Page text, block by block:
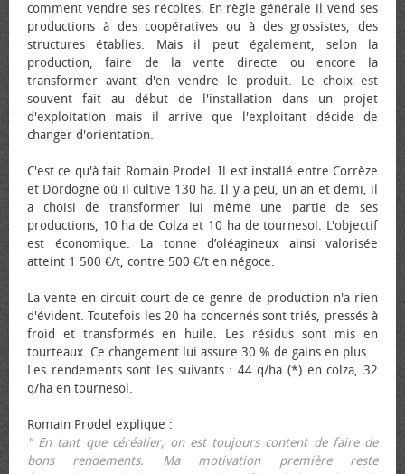
comment vendre ses récoltes. En règle générale il vend ses
productions à des coopératives ou à des grossistes, des
structures établies. Mais il peut également, selon la
production, faire de la vente directe ou encore la
transformer avant d'en vendre le produit. Le choix est
souvent fait au début de l'installation dans un projet
d'exploitation mais il arrive que l'exploitant décide de
changer d'orientation.
C'est ce qu'à fait Romain Prodel. Il est installé entre Corrèze
et Dordogne où il cultive 130 ha. Il y a peu, un an et demi, il
a choisi de transformer lui même une partie de ses
productions, 10 ha de Colza et 10 ha de tournesol. L'objectif
est économique. La tonne d’oléagineux ainsi valorisée
atteint 1 500 €/t, contre 500 €/t en négoce.
La vente en circuit court de ce genre de production n'a rien
d'évident. Toutefois les 20 ha concernés sont triés, pressés à
froid et transformés en huile. Les résidus sont mis en
tourteaux. Ce changement lui assure 30 % de gains en plus.
Les rendements sont les suivants : 44 q/ha (*) en colza, 32
q/ha en tournesol.
Romain Prodel explique :
" En tant que céréalier, on est toujours content de faire de
bons rendements. Ma motivation première reste